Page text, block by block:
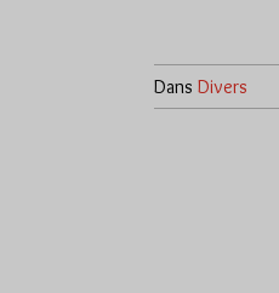
Dans Divers